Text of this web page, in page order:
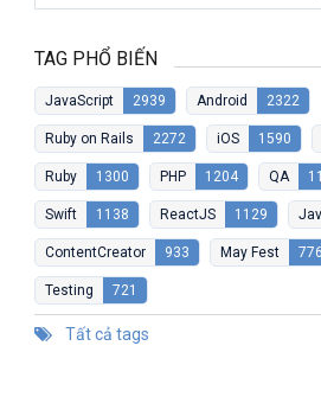
TAG PHỔ BIẾN
JavaScript 2939 Android 2322
Ruby on Rails 2272 iOS 1590
Ruby 1300 PHP 1204 QA
Swift 1138 ReactJS 1129
ContentCreator 933 May Fest 776
Testing 721
Tất cả tags